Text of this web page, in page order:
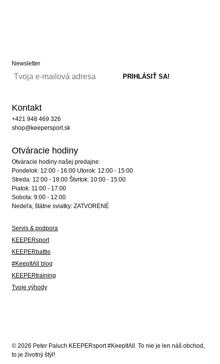
Newsletter
Kontakt
+421 948 469 326
shop@keepersport.sk
Otváracie hodiny
Otváracie hodiny našej predajne:
Pondelok: 12:00 - 16:00 Utorok: 12:00 - 15:00
Streda: 12:00 - 18:00 Štvrtok: 10:00 - 15:00
Piatok: 11:00 - 17:00
Sobota: 9:00 - 12:00
Nedeľa, štátne sviatky: ZATVORENÉ
Servis & podpora
KEEPERsport
KEEPERbattle
#KeepItAll blog
KEEPERtraining
Tvoje výhody
© 2026 Peter Paluch KEEPERsport #KeepItAll. To nie je len náš obchod,
to je životný štýl!